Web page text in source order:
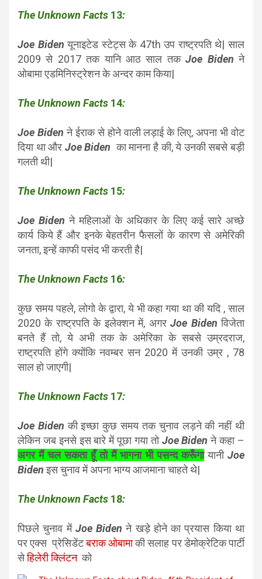
The Unknown Facts 13:
Joe Biden यूनाइटेड स्टेट्स के 47th उप राष्ट्रपति थे| साल
2009 से 2017 तक यानि आठ साल तकJoe Bidenने
ओबामा एडमिनिस्ट्रेशन के अन्दर काम किया|
The Unknown Facts 14:
Joe Biden ने ईराक से होने वाली लड़ाई के लिए, अपना भी वोट
दिया था और Joe Biden का मानना है की, ये उनकी सबसे बड़ी
गलती थी|
The Unknown Facts 15:
Joe Biden ने महिलाओं के अधिकार के लिए कई सारे अच्छे
कार्य किये हैं और इनके बेहतरीन फैसलों के कारण से अमेरिकी
जनता, इन्हें काफी पसंद भी करती है|
The Unknown Facts 16:
कुछ समय पहले, लोगो के द्वारा, ये भी कहा गया था की यदि , साल
2020 के राष्ट्रपति के इलेक्शन में, अगरJoe Biden विजेता
बनते हैं तो, ये अभी तक के अमेरिका के सबसे उम्रदराज,
राष्ट्रपति होंगे क्योंकि नवम्बर सन 2020 में उनकी उम्र , 78
साल हो जाएगी|
The Unknown Facts 17:
Joe Biden की इच्छा कुछ समय तक चुनाव लड़ने की नहीं थी
लेकिन जब इनसे इस बारे में पूछा गया तोJoe Biden ने कहा –
अगर मैं चल सकता हूँ तो मैं भागना भी पसन्द करूँगा यानी Joe
Bidenइस चुनाव में अपना भाग्य आजमाना चाहते थे|
The Unknown Facts 18:
पिछले चुनाव में Joe Biden ने खड़े होने का प्रयास किया था
पर एक्स प्रेसिडेंटबराक ओबामाकी सलाह पर डेमोक्रेटिक पार्टी
सेहिलेरी क्लिंटन को